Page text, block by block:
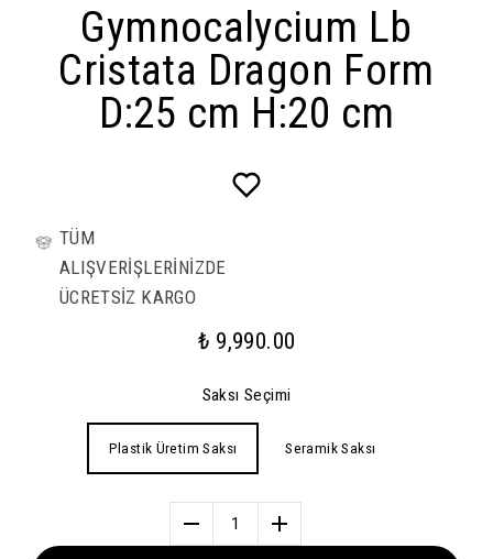
Gymnocalycium Lb
Cristata Dragon Form
D:25 cm H:20 cm
TÜM
ALIŞVERİŞLERİNİZDE
ÜCRETSİZ KARGO
₺ 9,990.00
Saksı Seçimi
Plastik Üretim Saksı Seramik Saksı
1